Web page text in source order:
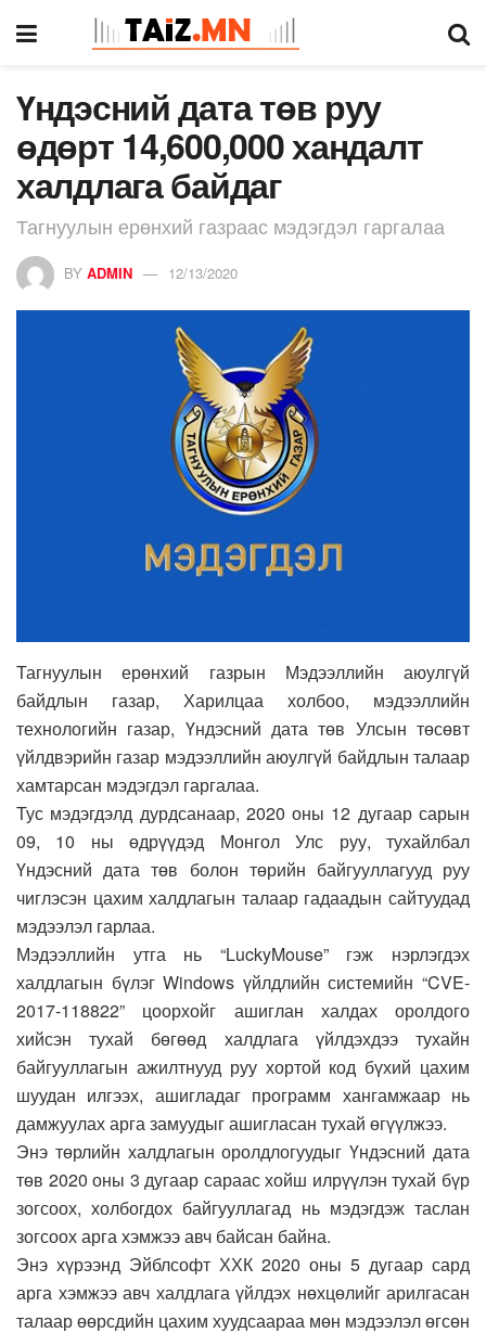
Үндэсний дата төв руу
өдөрт 14,600,000 хандалт
халдлага байдаг
Тагнуулын ерөнхий газраас мэдэгдэл гаргалаа
BY ADMIN 12/13/2020
Тагнуулын ерөнхий газрын Мэдээллийн аюулгүй
байдлын газар, Харилцаа холбоо, мэдээллийн
технологийн газар, Үндэсний дата төв Улсын төсөвт
үйлдвэрийн газар мэдээллийн аюулгүй байдлын талаар
хамтарсан мэдэгдэл гаргалаа.
Тус мэдэгдэлд дурдсанаар, 2020 оны 12 дугаар сарын
09, 10 ны өдрүүдэд Монгол Улс руу, тухайлбал
Үндэсний дата төв болон төрийн байгууллагууд руу
чиглэсэн цахим халдлагын талаар гадаадын сайтуудад
мэдээлэл гарлаа.
Мэдээллийн утга нь “LuckyMouse” гэж нэрлэгдэх
халдлагын бүлэг Windows үйлдлийн системийн “CVE-
2017-118822” цоорхойг ашиглан халдах оролдого
хийсэн тухай бөгөөд халдлага үйлдэхдээ тухайн
байгууллагын ажилтнууд руу хортой код бүхий цахим
шуудан илгээх, ашигладаг программ хангамжаар нь
дамжуулах арга замуудыг ашигласан тухай өгүүлжээ.
Энэ төрлийн халдлагын оролдлогуудыг Үндэсний дата
төв 2020 оны 3 дугаар сараас хойш илрүүлэн тухай бүр
зогсоох, холбогдох байгууллагад нь мэдэгдэж таслан
зогсоох арга хэмжээ авч байсан байна.
Энэ хүрээнд Эйблсофт ХХК 2020 оны 5 дугаар сард
арга хэмжээ авч халдлага үйлдэх нөхцөлийг арилгасан
талаар өөрсдийн цахим хуудсаараа мөн мэдээлэл өгсөн